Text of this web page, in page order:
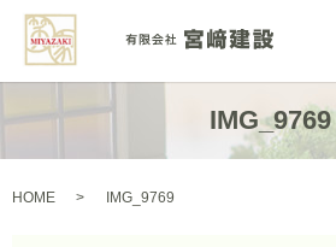
IMG_9769
HOME IMG_9769